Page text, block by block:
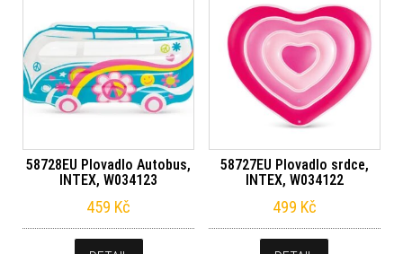
58728EU Plovadlo Autobus,
INTEX, W034123
459 Kč
58727EU Plovadlo srdce,
INTEX, W034122
499 Kč